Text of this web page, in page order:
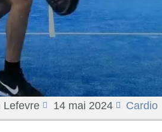
Lefevre 14 mai 2024 Cardio